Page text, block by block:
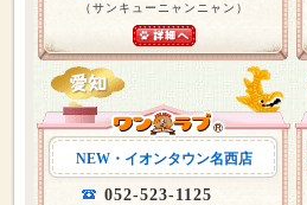
（サンキューニャンニャン）
NEW・イオンタウン名西店
052-523-1125